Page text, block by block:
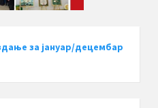
за јануар/децембар